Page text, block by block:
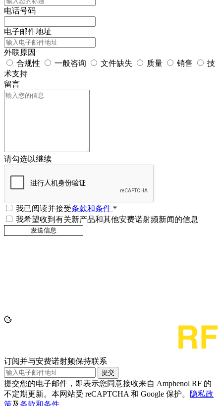
电话号码
电子邮件地址
外联原因
合规性
一般咨询 文件缺失 质量 销售
技
术支持
留言
请勾选以继续
我已阅读并接受条款和条件 *
我希望收到有关新产品和其他安费诺射频新闻的信息
订阅并与安费诺射频保持联系
提交
提交您的电子邮件，即表示您同意接收来自 Amphenol RF 的
不定期更新。本网站受 reCAPTCHA 和 Google 保护。
隐私政
策及条款和条件。